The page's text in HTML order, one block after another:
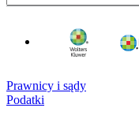
Prawnicy i sądy
Podatki